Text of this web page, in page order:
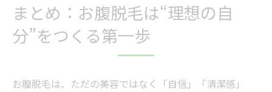
まとめ：お腹脱毛は“理想の自
分”をつくる第一歩
お腹脱毛は、ただの美容ではなく「自信」「清潔感」